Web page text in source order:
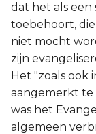
dat het als
toebehoort, die
niet mocht
zijn
Het "zoals ook
aangemerkt te
was het
algemeen